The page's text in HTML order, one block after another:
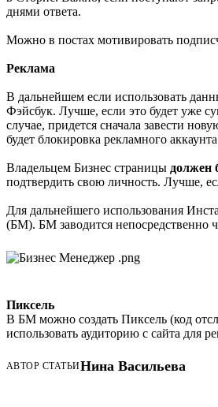
днями ответа.
Можно в постах мотивировать
Реклама
В дальнейшем если использовать
Фэйсбук. Лучше, если это будет уже
случае, придется сначала завести
будет блокировка рекламного
Владельцем Бизнес страницы должен
подтвердить свою личность. Лучше,
Для дальнейшего использования
(БМ). БМ заводится непосредственно
Пиксель
В БМ можно создать Пиксель (код
использовать аудиторию с сайта для
АВТОР СТАТЬИНина Васильева